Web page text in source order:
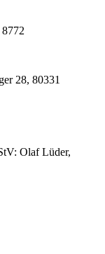
28, 80331
Olaf Lüder,